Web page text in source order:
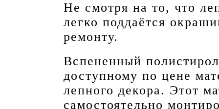
Не смотря на то, что
легко поддаётся
ремонту.
Вспененный
доступному по цене
лепного декора. Этот
самостоятельно